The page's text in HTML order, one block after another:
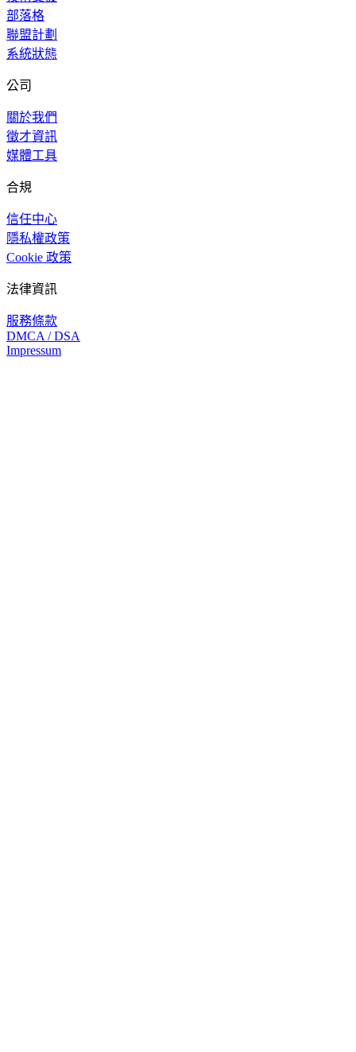
部落格
聯盟計劃
系統狀態
公司
關於我們
徵才資訊
媒體工具
合規
信任中心
隱私權政策
Cookie 政策
法律資訊
服務條款
DMCA / DSA
Impressum